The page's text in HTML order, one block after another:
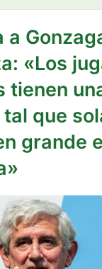
a
«Los
tienen
que
grande